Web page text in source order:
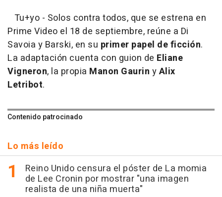
Tu+yo - Solos contra todos, que se estrena en
Prime Video el 18 de septiembre, reúne a Di
Savoia y Barski, en su primer papel de ficción.
La adaptación cuenta con guion de Eliane
Vigneron, la propia Manon Gaurin yAlix
Letribot.
Contenido patrocinado
Lo más leído
Reino Unido censura el póster de La momia
de Lee Cronin por mostrar "una imagen
realista de una niña muerta"